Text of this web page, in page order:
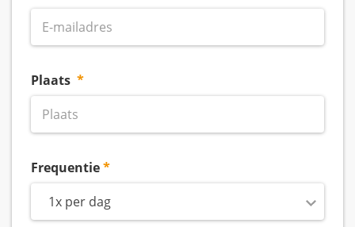
Plaats
Frequentie
1x per dag